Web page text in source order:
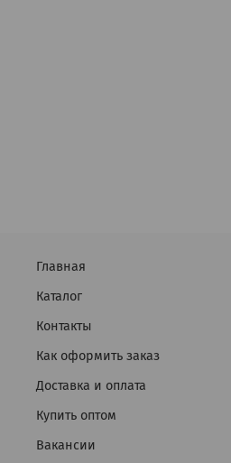
Главная
Каталог
Контакты
Как оформить заказ
Доставка и оплата
Купить оптом
Вакансии